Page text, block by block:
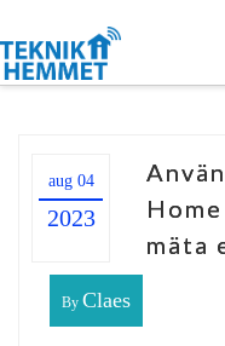
aug 04
2023
mäta
By Claes